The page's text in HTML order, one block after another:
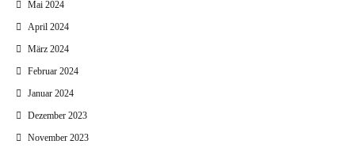
Mai 2024
April 2024
März 2024
Februar 2024
Januar 2024
Dezember 2023
November 2023